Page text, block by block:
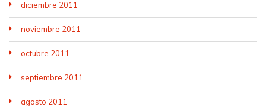
diciembre 2011
noviembre 2011
octubre 2011
septiembre 2011
agosto 2011